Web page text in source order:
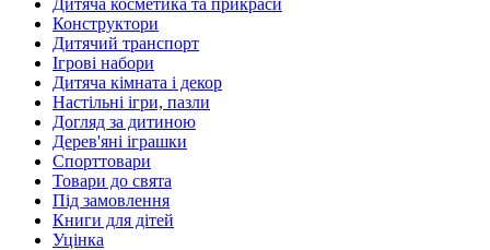
Конструктори
Дитячий транспорт
Ігрові набори
Дитяча кімната і декор
Настільні ігри, пазли
Догляд за дитиною
Дерев'яні іграшки
Спорттовари
Товари до свята
Під замовлення
Книги для дітей
Уцінка